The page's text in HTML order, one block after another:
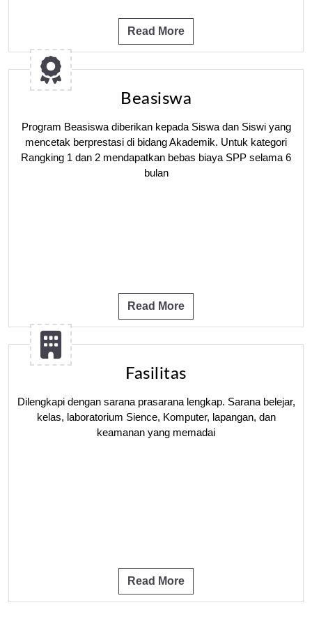
Read More
Beasiswa
Program Beasiswa diberikan kepada Siswa dan Siswi yang
mencetak berprestasi di bidang Akademik. Untuk kategori
Rangking 1 dan 2 mendapatkan bebas biaya SPP selama 6
bulan
Read More
Fasilitas
Dilengkapi dengan sarana prasarana lengkap. Sarana belejar,
kelas, laboratorium Sience, Komputer, lapangan, dan
keamanan yang memadai
Read More